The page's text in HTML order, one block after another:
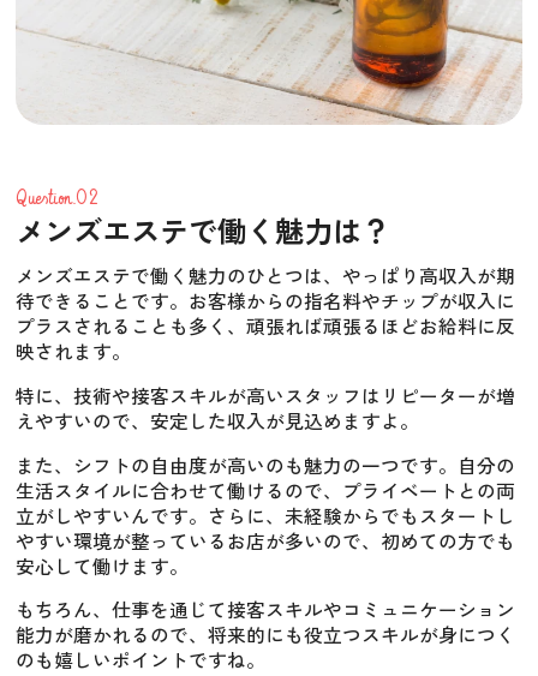
Question.02
メンズエステで働く魅力は？
メンズエステで働く魅力のひとつは、やっぱり高収入が期
待できることです。お客様からの指名料やチップが収入に
プラスされることも多く、頑張れば頑張るほどお給料に反
映されます。
特に、技術や接客スキルが高いスタッフはリピーターが増
えやすいので、安定した収入が見込めますよ。
また、シフトの自由度が高いのも魅力の一つです。自分の
生活スタイルに合わせて働けるので、プライベートとの両
立がしやすいんです。さらに、未経験からでもスタートし
やすい環境が整っているお店が多いので、初めての方でも
安心して働けます。
もちろん、仕事を通じて接客スキルやコミュニケーション
能力が磨かれるので、将来的にも役立つスキルが身につく
のも嬉しいポイントですね。